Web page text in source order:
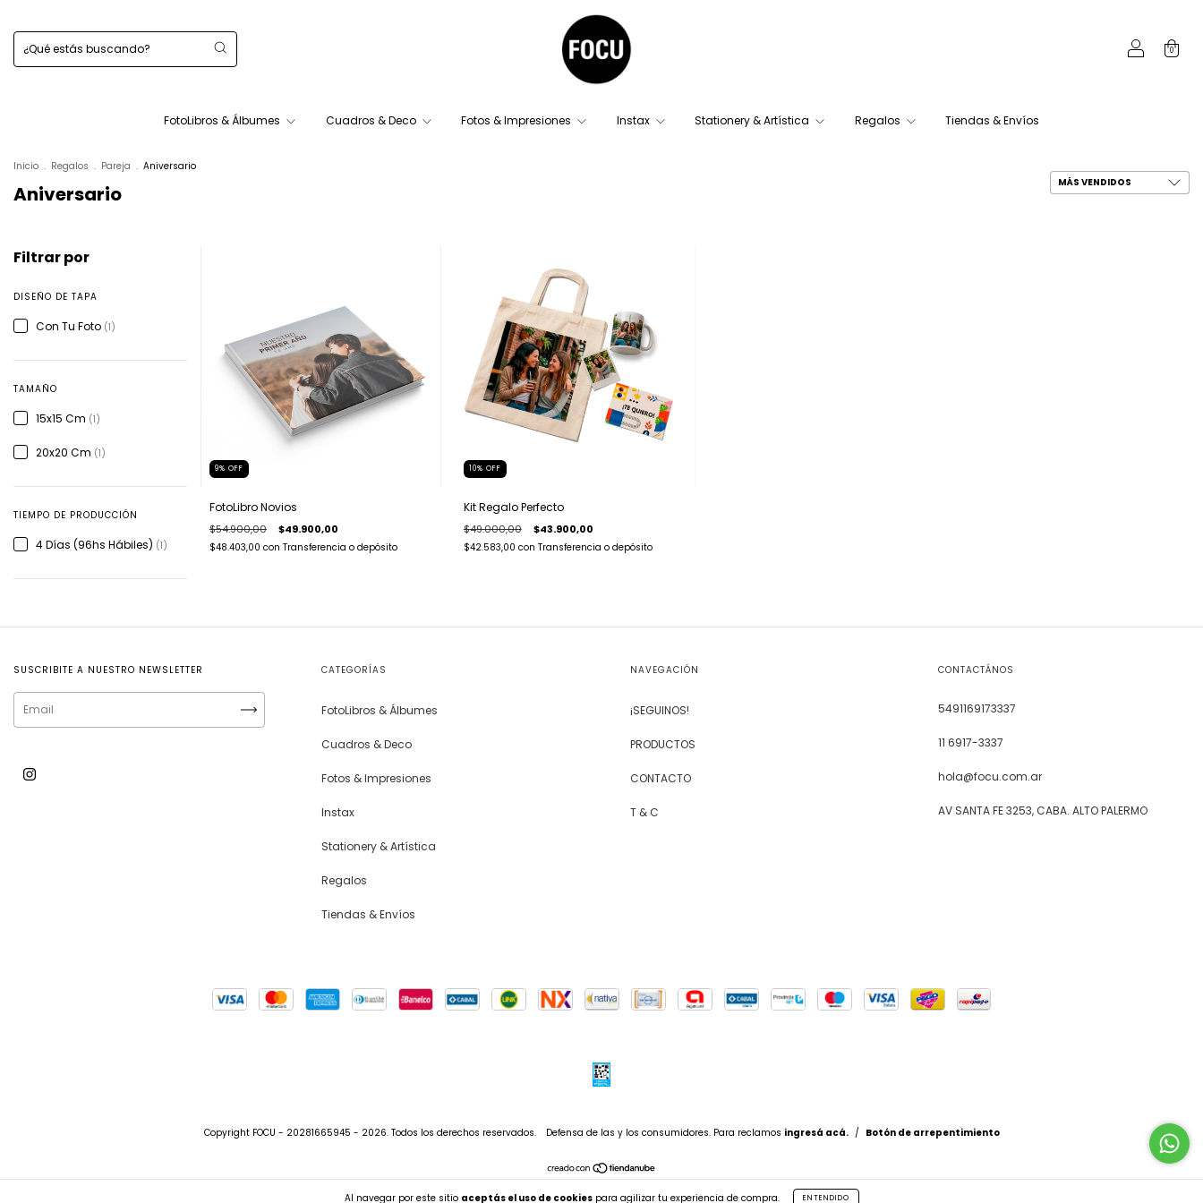
0
FotoLibros & Álbumes Cuadros & Deco Fotos & Impresiones Instax Stationery & Artística Regalos Tiendas & Envíos
Al navegar por este sitio aceptás el uso de cookiespara agilizar tu experiencia de compra. ENTENDIDO
Inicio . Regalos . Pareja . Aniversario
Aniversario
Filtrar por
DISEÑO DE TAPA
Con Tu Foto (1)
TAMAÑO
15x15 Cm (1)
20x20 Cm (1)
TIEMPO DE PRODUCCIÓN
4 Días (96hs Hábiles) (1)
9% OFF
FotoLibro Novios
$54.900,00 $49.900,00
$48.403,00 con Transferencia o depósito
10% OFF
Kit Regalo Perfecto
$49.000,00 $43.900,00
$42.583,00 con Transferencia o depósito
SUSCRIBITE A NUESTRO NEWSLETTER CATEGORÍAS
FotoLibros & Álbumes
Cuadros & Deco
Fotos & Impresiones
Instax
Stationery & Artística
Regalos
Tiendas & Envíos
NAVEGACIÓN
¡SEGUINOS!
PRODUCTOS
CONTACTO
T & C
CONTACTÁNOS
5491169173337
11 6917-3337
hola@focu.com.ar
AV SANTA FE 3253, CABA. ALTO PALERMO
Copyright FOCU - 20281665945 - 2026. Todos los derechos reservados. Defensa de las y los consumidores. Para reclamos ingresá acá. / Botón de arrepentimiento